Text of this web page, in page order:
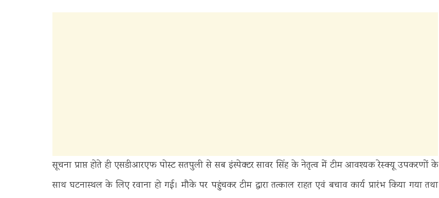
सूचना प्राप्त होते ही एसडीआरएफ पोस्ट सतपुली से सब इंस्पेक्टर सावर सिंह के नेतृत्व में टीम आवश्यक रेस्क्यू उपकरणों के
साथ घटनास्थल के लिए रवाना हो गई। मौके पर पहुंचकर टीम द्वारा तत्काल राहत एवं बचाव कार्य प्रारंभ किया गया तथा